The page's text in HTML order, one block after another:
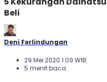
Beli
Deni Ferlindungan
29 Mei 2020 1:09 WIB
5 menit baca